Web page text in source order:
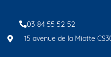
03 84 55 52 52
15 avenue de la Miotte